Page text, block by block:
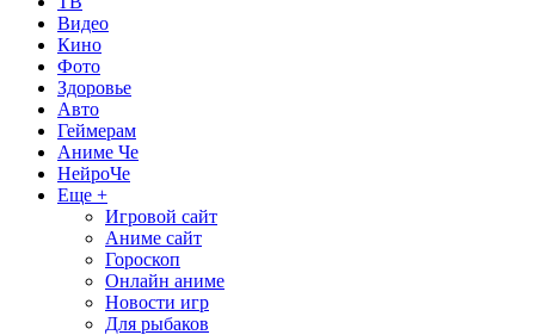
Видео
Кино
Фото
Здоровье
Авто
Геймерам
Аниме Че
НейроЧе
Еще +
Игровой сайт
Аниме сайт
Гороскоп
Онлайн аниме
Новости игр
Для рыбаков